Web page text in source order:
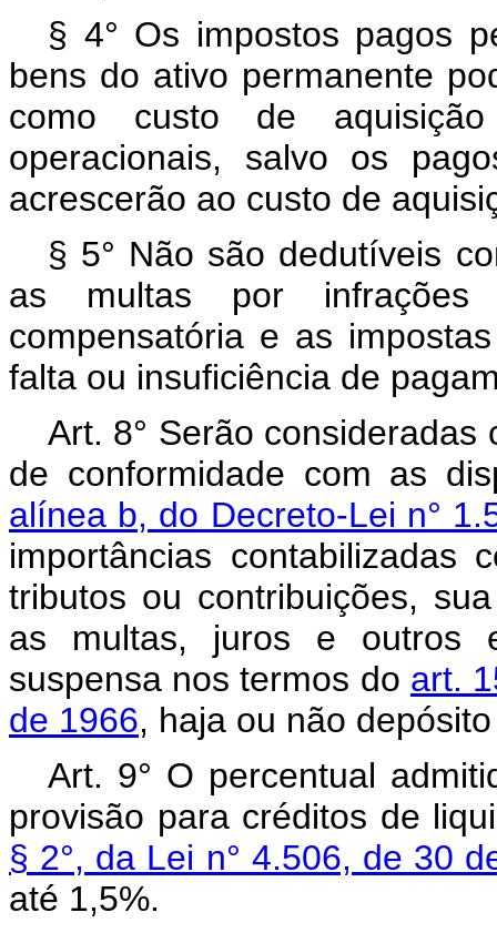
§ 4° Os impostos pagos
bens do ativo permanente
como custo de
operacionais, salvo os
acrescerão ao custo de
§ 5° Não são dedutíveis
as multas por
compensatória e as
falta ou insuficiência de
Art. 8° Serão
de conformidade com as
alínea b, do Decreto-Lei n°
importâncias contabilizadas
tributos ou contribuições,
as multas, juros e outros
suspensa nos termos do art.
de 1966, haja ou não
Art. 9° O percentual
provisão para créditos de
§ 2°, da Lei n° 4.506, de 30
até 1,5%.